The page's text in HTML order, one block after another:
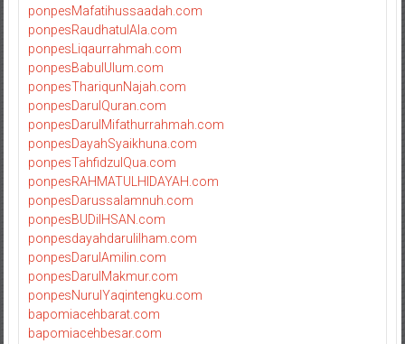
ponpesMafatihussaadah.com
ponpesRaudhatulAla.com
ponpesLiqaurrahmah.com
ponpesBabulUlum.com
ponpesThariqunNajah.com
ponpesDarulQuran.com
ponpesDarulMifathurrahmah.com
ponpesDayahSyaikhuna.com
ponpesTahfidzulQua.com
ponpesRAHMATULHIDAYAH.com
ponpesDarussalamnuh.com
ponpesBUDiIHSAN.com
ponpesdayahdarulilham.com
ponpesDarulAmilin.com
ponpesDarulMakmur.com
ponpesNurulYaqintengku.com
bapomiacehbarat.com
bapomiacehbesar.com